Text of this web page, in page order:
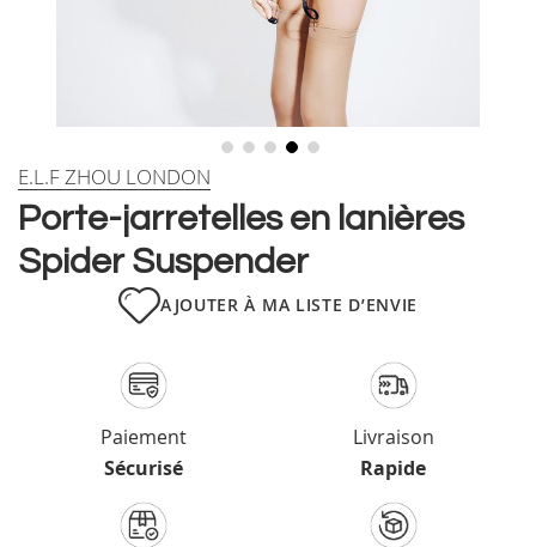
Skip
the
beginning
Porte-jarretelles en lanières
Spider Suspender
E.L.F ZHOU LONDON
AJOUTER À MA LISTE D’ENVIE
Paiement
Sécurisé
Livraison
Rapide